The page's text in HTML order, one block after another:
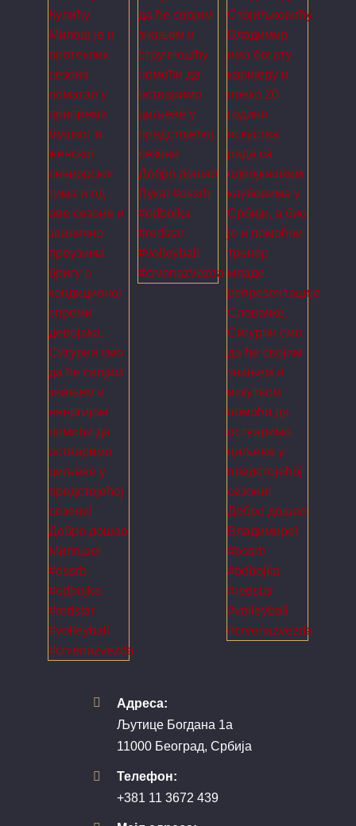
Адреса:
Љутице Богдана 1а
11000 Београд, Србија
Телефон:
+381 11 3672 439